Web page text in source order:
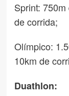
Sprint:
de corrida;
Olímpico:
10km de
Duathlon: